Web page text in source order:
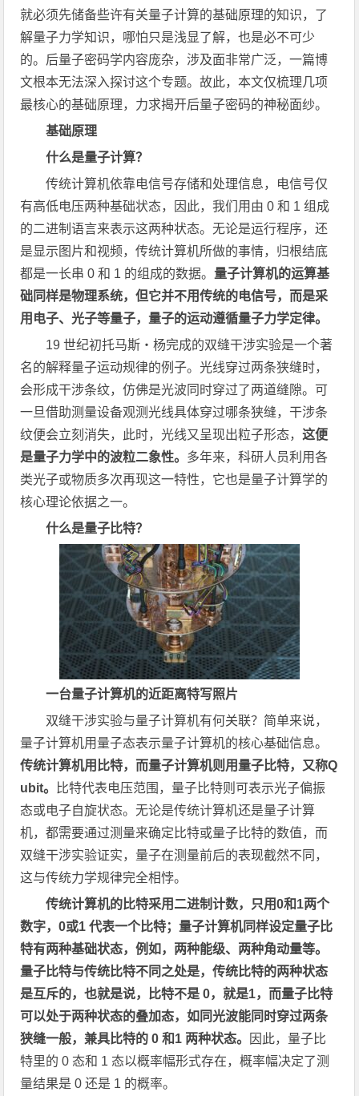
就必须先储备些许有关量子计算的基础原理的知识，了
解量子力学知识，哪怕只是浅显了解，也是必不可少
的。后量子密码学内容庞杂，涉及面非常广泛，一篇博
文根本无法深入探讨这个专题。故此，本文仅梳理几项
最核心的基础原理，力求揭开后量子密码的神秘面纱。
基础原理
什么是量子计算？
传统计算机依靠电信号存储和处理信息，电信号仅
有高低电压两种基础状态，因此，我们用由 0 和 1 组成
的二进制语言来表示这两种状态。无论是运行程序，还
是显示图片和视频，传统计算机所做的事情，归根结底
都是一长串 0 和 1 的组成的数据。量子计算机的运算基
础同样是物理系统，但它并不用传统的电信号，而是采
用电子、光子等量子，量子的运动遵循量子力学定律。
19 世纪初托马斯・杨完成的双缝干涉实验是一个著
名的解释量子运动规律的例子。光线穿过两条狭缝时，
会形成干涉条纹，仿佛是光波同时穿过了两道缝隙。可
一旦借助测量设备观测光线具体穿过哪条狭缝，干涉条
纹便会立刻消失，此时，光线又呈现出粒子形态，这便
是量子力学中的波粒二象性。 多年来，科研人员利用各
类光子或物质多次再现这一特性，它也是量子计算学的
核心理论依据之一。
什么是量子比特？
一台量子计算机的近距离特写照片
双缝干涉实验与量子计算机有何关联？简单来说，
量子计算机用量子态表示量子计算机的核心基础信息。
传统计算机用比特，而量子计算机则用量子比特，又称Q
ubit。
比特代表电压范围，量子比特则可表示光子偏振
态或电子自旋状态。无论是传统计算机还是量子计算
机，都需要通过测量来确定比特或量子比特的数值，而
双缝干涉实验证实，量子在测量前后的表现截然不同，
这与传统力学规律完全相悖。
传统计算机的比特采用二进制计数，只用0和1两个
数字，0或1 代表一个比特；量子计算机同样设定量子比
特有两种基础状态，例如，两种能级、两种角动量等。
量子比特与传统比特不同之处是，传统比特的两种状态
是互斥的，也就是说，比特不是 0，就是1，而量子比特
可以处于两种状态的叠加态，如同光波能同时穿过两条
狭缝一般，兼具比特的 0 和1 两种状态。
因此，量子比
特里的 0 态和 1 态以概率幅形式存在，概率幅决定了测
量结果是 0 还是 1 的概率。